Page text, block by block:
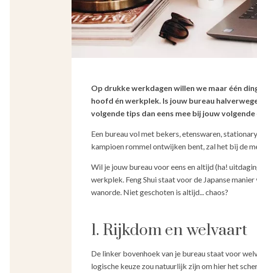
Op drukke werkdagen willen we maar één
hoofd én werkplek. Is jouw bureau
volgende tips dan eens mee bij jouw
Een bureau vol met bekers, etenswaren,
kampioen rommel ontwijken bent, zal het bij de
Wil je jouw bureau voor eens en altijd (ha!
werkplek. Feng Shui staat voor de Japanse manier
wanorde. Niet geschoten is altijd... chaos?
1. Rijkdom en welvaart
De linker bovenhoek van je bureau staat voor
logische keuze zou natuurlijk zijn om hier het